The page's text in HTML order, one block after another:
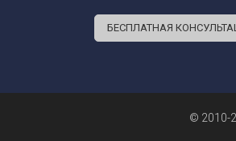
БЕСПЛАТНАЯ
© 2010-